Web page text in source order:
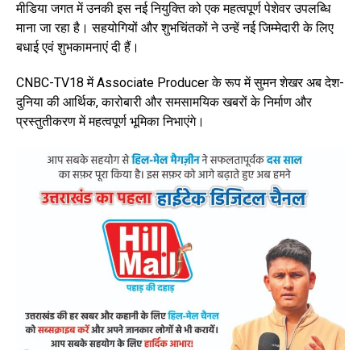
मीडिया जगत में उनकी इस नई नियुक्ति को एक महत्वपूर्ण पेशेवर उपलब्धि
माना जा रहा है। सहयोगियों और शुभचिंतकों ने उन्हें नई जिम्मेदारी के लिए
बधाई एवं शुभकामनाएं दी हैं।
CNBC-TV18 में Associate Producer के रूप में सुमन शेखर अब देश-
दुनिया की आर्थिक, कारोबारी और समसामयिक खबरों के निर्माण और
प्रस्तुतीकरण में महत्वपूर्ण भूमिका निभाएंगे।